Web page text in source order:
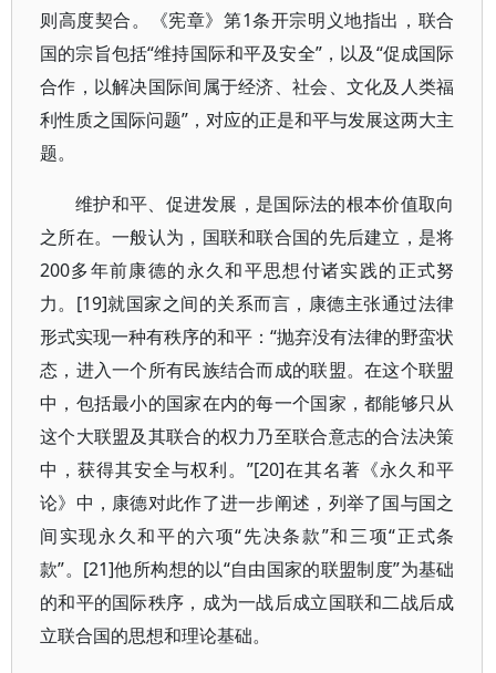
则高度契合。《宪章》第1条开宗明义地指出，联合
国的宗旨包括“维持国际和平及安全”，以及“促成国际
合作，以解决国际间属于经济、社会、文化及人类福
利性质之国际问题”，对应的正是和平与发展这两大主
题。
维护和平、促进发展，是国际法的根本价值取向
之所在。一般认为，国联和联合国的先后建立，是将
200多年前康德的永久和平思想付诸实践的正式努
力。[19]就国家之间的关系而言，康德主张通过法律
形式实现一种有秩序的和平：“抛弃没有法律的野蛮状
态，进入一个所有民族结合而成的联盟。在这个联盟
中，包括最小的国家在内的每一个国家，都能够只从
这个大联盟及其联合的权力乃至联合意志的合法决策
中，获得其安全与权利。”[20]在其名著《永久和平
论》中，康德对此作了进一步阐述，列举了国与国之
间实现永久和平的六项“先决条款”和三项“正式条
款”。[21]他所构想的以“自由国家的联盟制度”为基础
的和平的国际秩序，成为一战后成立国联和二战后成
立联合国的思想和理论基础。